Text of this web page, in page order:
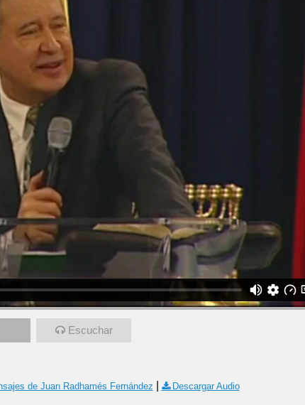
Escuchar
de Juan Radhamés Fernández Descargar Audio